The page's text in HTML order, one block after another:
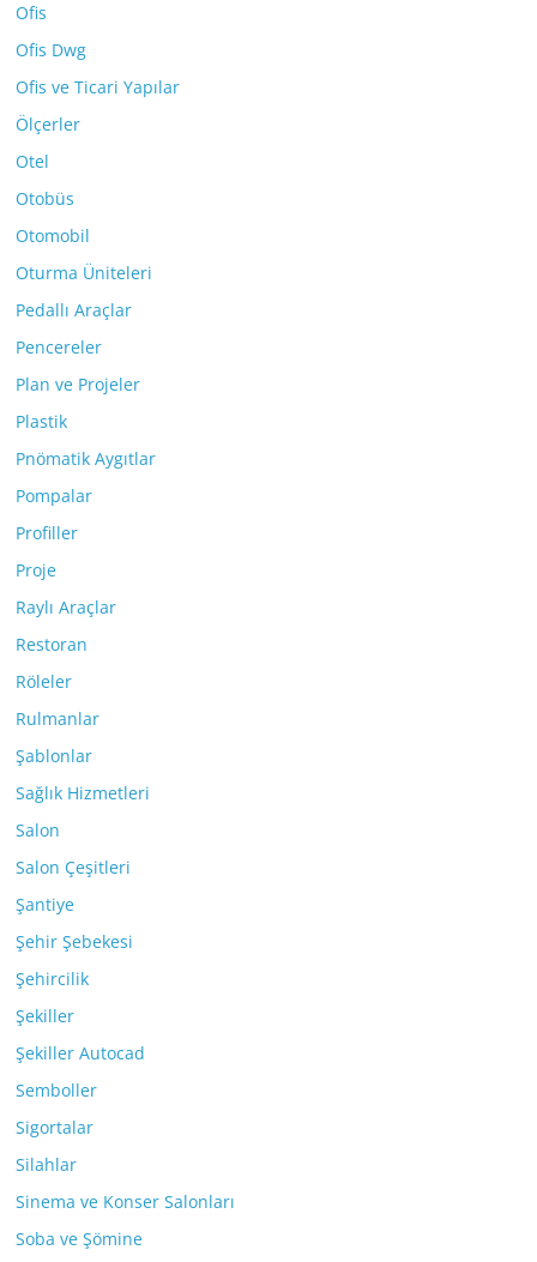
Ofis
Ofis Dwg
Ofis ve Ticari Yapılar
Ölçerler
Otel
Otobüs
Otomobil
Oturma Üniteleri
Pedallı Araçlar
Pencereler
Plan ve Projeler
Plastik
Pnömatik Aygıtlar
Pompalar
Profiller
Proje
Raylı Araçlar
Restoran
Röleler
Rulmanlar
Şablonlar
Sağlık Hizmetleri
Salon
Salon Çeşitleri
Şantiye
Şehir Şebekesi
Şehircilik
Şekiller
Şekiller Autocad
Semboller
Sigortalar
Silahlar
Sinema ve Konser Salonları
Soba ve Şömine